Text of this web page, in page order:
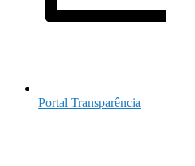
Portal Transparência